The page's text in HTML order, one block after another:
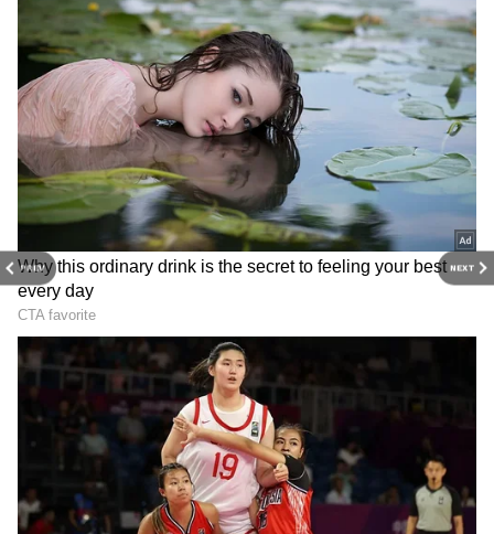
PREV NEXT
அதே போல் இருவரும், வெளிநாடுகளுக்கு,
சுற்றுலா சென்று ரொமான்டிக்
பாடல்களுக்கு ரீலிஸ் செய்து
வெளியிட்டதால், இருவரும்
காதலிக்கிறார்களா? என்கிற சந்தேகமும்
எழுந்தது.
Leo First Review: லியோவில் அளவுக்கு
அதிகமான வன்முறை மற்றும் கொடூர
காட்சிகள்! வெளியானது முதல்
விமர்சனம்!